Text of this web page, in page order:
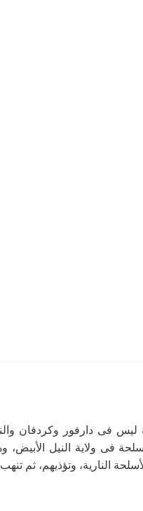
ليس فى دارفور وكردفان
فى ولاية النيل الأبيض،
النارية، وتؤذيهم، ثم